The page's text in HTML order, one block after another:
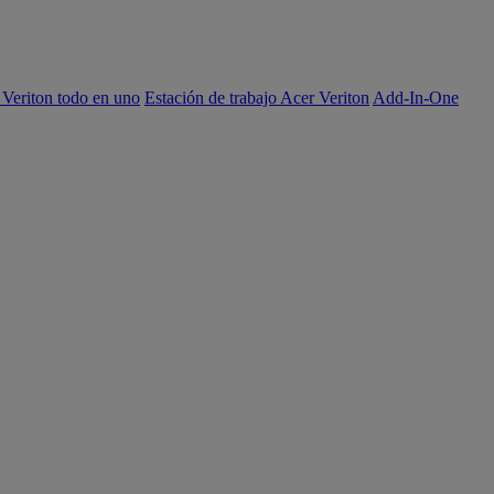
todo en uno Estación de trabajo Acer Veriton Add-In-One